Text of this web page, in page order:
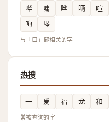
哔 嘃 咝 唡 喧
呴
噖
与「口」部相关的字
热搜
一 爱 福 龙 和
常被查询的字